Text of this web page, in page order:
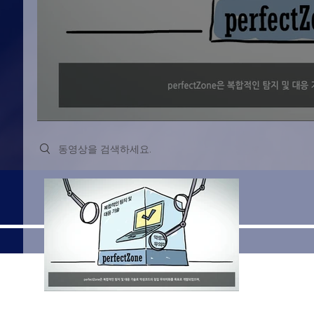
Search videos